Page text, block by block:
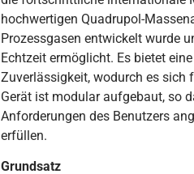
hochwertigen Quadrupol-
Prozessgasen entwickelt wurde
Echtzeit ermöglicht. Es bietet
Zuverlässigkeit, wodurch es sich
Gerät ist modular aufgebaut, so
Anforderungen des Benutzers
erfüllen.
Grundsatz